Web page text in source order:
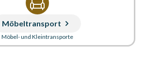
Möbeltransport
Möbel- und Kleintransporte